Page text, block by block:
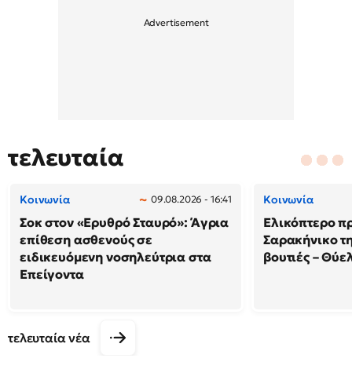
τελευταία
Κοινωνία 09.08.2026 - 16:41
Σοκ στον «Ερυθρό Σταυρό»: Άγρια
επίθεση ασθενούς σε
ειδικευόμενη νοσηλεύτρια στα
Επείγοντα
Κοινωνία
Ελικόπτερο
Σαρακήνικο
βουτιές –
τελευταία νέα